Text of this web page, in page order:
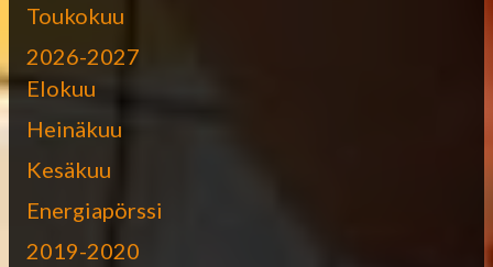
Toukokuu
2026-2027
Elokuu
Heinäkuu
Kesäkuu
Energiapörssi
2019-2020